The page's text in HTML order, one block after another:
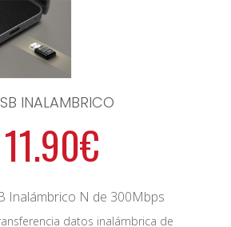
INALAMBRICO
11.90€
Inalámbrico N de 300Mbps
datos inalámbrica de